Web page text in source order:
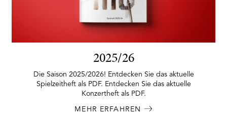
2025/26
Die Saison 2025/2026! Entdecken Sie das aktuelle
Spielzeitheft als PDF. Entdecken Sie das aktuelle
Konzertheft als PDF.
MEHR ERFAHREN